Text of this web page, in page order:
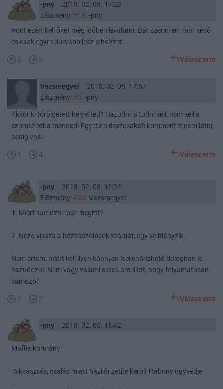
-pny
2018. 02. 08. 17:23
Előzmény: #18 -pny
Pont ezért kell őket még időben leváltani. Bár szerintem már késő
és csak egyre durvább lesz a helyzet.
2 3 Válasz erre
Vazsmegyei
2018. 02. 08. 17:57
Előzmény: #6 -pny
Akkor ki törölgetett helyetted? Hazudni is tudni kell, nem kell a
szomszédba menned! Egyetlen deszcsakafi kommentet nem látni,
pedig volt!
1 4 Válasz erre
-pny
2018. 02. 08. 18:24
Előzmény: #20 Vazsmegyei
1. Miért kamuzol már megint?
.
2. Nézd vissza a hozzászólások számát, egy se hiányzik.
.
Nem értem, miért kell ilyen könnyen leellenőrizhető dologban is
hazudozni. Nem vagy valami eszes amellett, hogy folyamatosan
kamuzol.
3 2 Válasz erre
-pny 2018. 02. 08. 18:42
Maffia kormány
.
"Sikkasztás, csalás miatt házi őrizetbe került Habony ügyvédje
.